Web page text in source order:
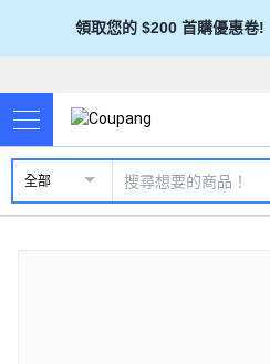
領取您的 $200 首購優惠卷!
全部